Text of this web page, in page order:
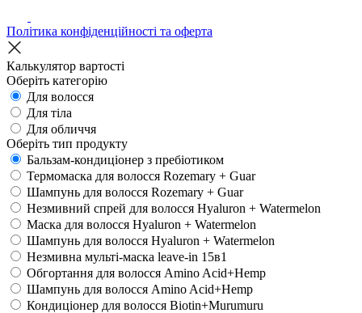
Політика конфіденційності та оферта
Калькулятор вартості
Оберіть категорію
Для волосся
Для тіла
Для обличчя
Оберіть тип продукту
Бальзам-кондиціонер з пребіотиком
Термомаска для волосся Rozemary + Guar
Шампунь для волосся Rozemary + Guar
Незмивний спрей для волосся Hyaluron + Watermelon
Маска для волосся Hyaluron + Watermelon
Шампунь для волосся Hyaluron + Watermelon
Незмивна мульті-маска leave-in 15в1
Обгортання для волосся Amino Acid+Hemp
Шампунь для волосся Amino Acid+Hemp
Кондиціонер для волосся Biotin+Murumuru